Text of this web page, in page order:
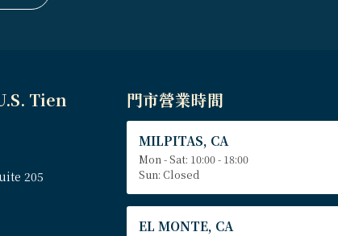
Tien
205
門市營業時間
MILPITAS, CA
Mon - Sat: 10:00 - 18:00
Sun: Closed
EL MONTE, CA